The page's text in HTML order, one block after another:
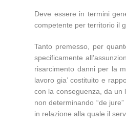
Deve essere in termini
competente per territorio il
Tanto premesso, per
specificamente
risarcimento danni per la
lavoro gia’ costituito e
con la conseguenza, da un
non determinando “de
in relazione alla quale il